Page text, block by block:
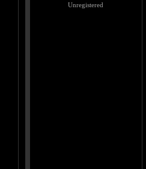
Unregistered